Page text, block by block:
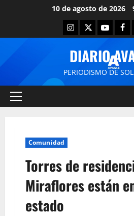
10 de agosto de 2026
DIARIO
PERIODISMO DE
Comunidad
Torres de
Miraflores están
estado